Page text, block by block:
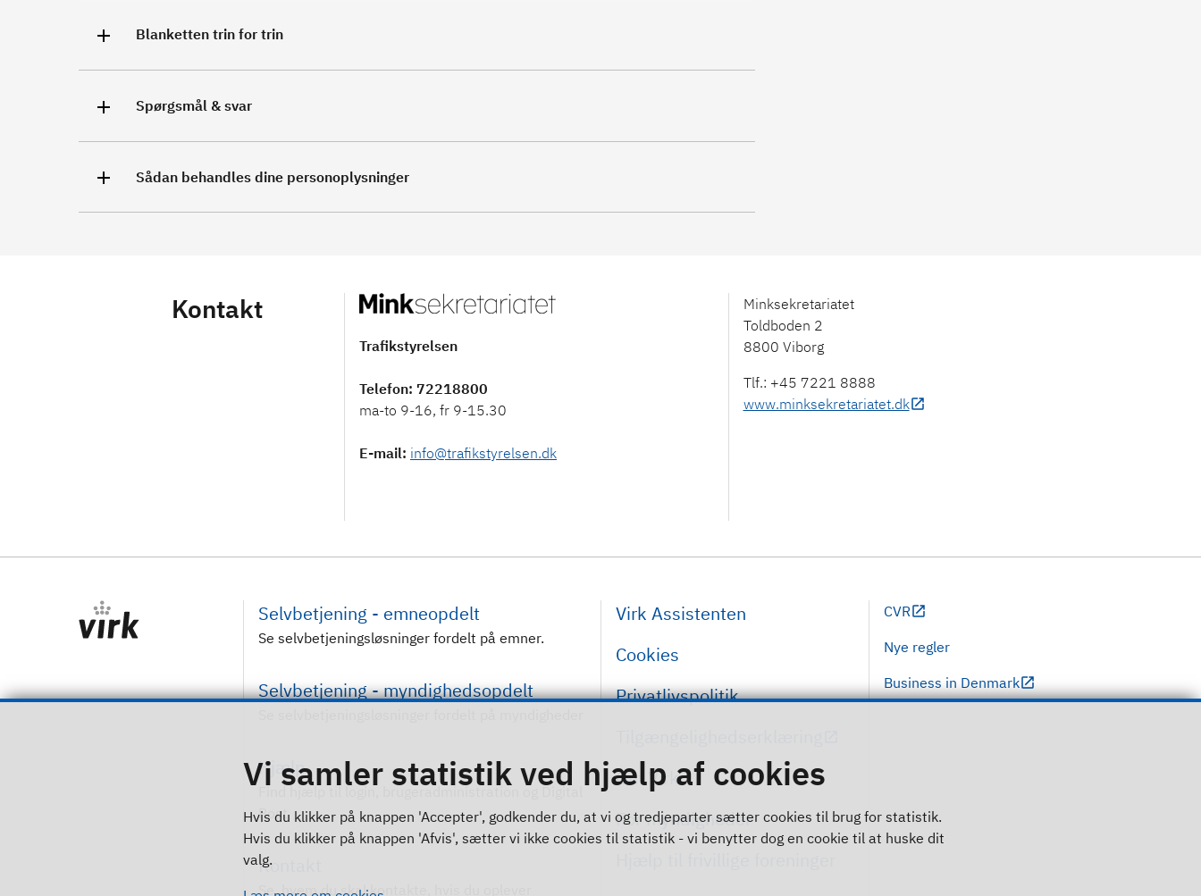
Vi samler statistik ved hjælp af cookies
Hvis du klikker på knappen 'Accepter', godkender du, at vi og tredjeparter sætter cookies til brug for statistik.
Hvis du klikker på knappen 'Afvis', sætter vi ikke cookies til statistik - vi benytter dog en cookie til at huske dit
valg.
Blanketten trin for trin
Spørgsmål & svar
Sådan behandles dine personoplysninger
Kontakt
Trafikstyrelsen
Telefon: 72218800
ma-to 9-16, fr 9-15.30
E-mail: info@trafikstyrelsen.dk
Minksekretariatet
Toldboden 2
8800 Viborg
www.minksekretariatet.dk
Selvbetjening - emneopdelt
Se selvbetjeningsløsninger fordelt på emner.
Selvbetjening - myndighedsopdelt
Hjælp
Post
Kontakt
Se, hvem du skal kontakte, hvis du oplever
Virk Assistenten
Cookies
Privatlivspolitik
Om Virk
For myndigheder
CVR
Nye regler
Business in Denmark